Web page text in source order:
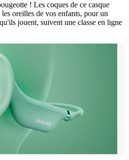
! Les coques de ce casque
oreilles de vos enfants, pour un
jouent, suivent une classe en ligne